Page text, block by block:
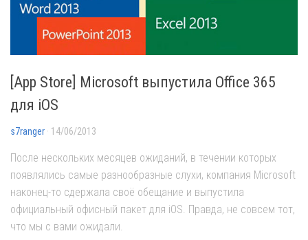
[App Store] Microsoft выпустила Office 365
для iOS
s7ranger · 14/06/2013
После нескольких месяцев ожиданий, в течении которых
появлялись самые разнообразные слухи, компания Microsoft
наконец-то сдержала своё обещание и выпустила
официальный офисный пакет для iOS. Правда, не совсем тот,
что мы с вами ожидали.